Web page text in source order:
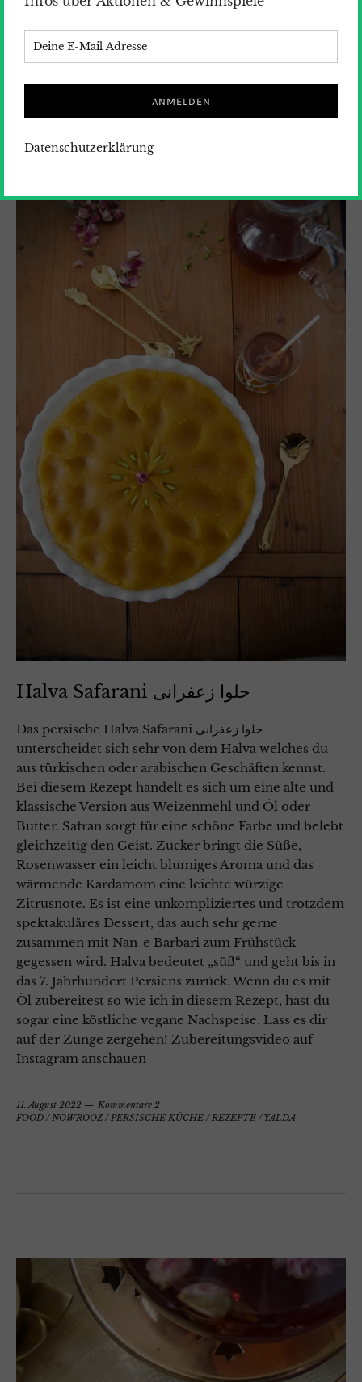
FOOD/Fusion Kitchen/NOWROOZ/REZEPTE
Halva Safarani حلوا زعفرانی
Das persische Halva Safarani حلوا زعفرانی
unterscheidet sich sehr von dem Halva welches du
aus türkischen oder arabischen Geschäften kennst.
Bei diesem Rezept handelt es sich um eine alte und
klassische Version aus Weizenmehl und Öl oder
Butter. Safran sorgt für eine schöne Farbe und belebt
gleichzeitig den Geist. Zucker bringt die Süße,
Rosenwasser ein leicht blumiges Aroma und das
wärmende Kardamom eine leichte würzige
Zitrusnote. Es ist eine unkompliziertes und trotzdem
spektakuläres Dessert, das auch sehr gerne
zusammen mit Nan-e Barbari zum Frühstück
gegessen wird. Halva bedeutet „süß“ und geht bis in
das 7. Jahrhundert Persiens zurück. Wenn du es mit
Öl zubereitest so wie ich in diesem Rezept, hast du
sogar eine köstliche vegane Nachspeise. Lass es dir
auf der Zunge zergehen! Zubereitungsvideo auf
Instagram anschauen
11. August 2022
Kommentare 2
FOOD / NOWROOZ/ PERSISCHE KÜCHE / REZEPTE /YALDA
Datenschutzerklärung